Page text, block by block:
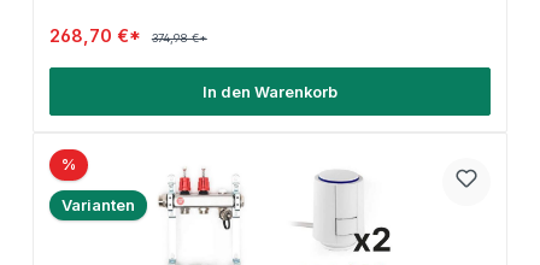
268,70 €* 374,98 €*
In den Warenkorb
%
Varianten